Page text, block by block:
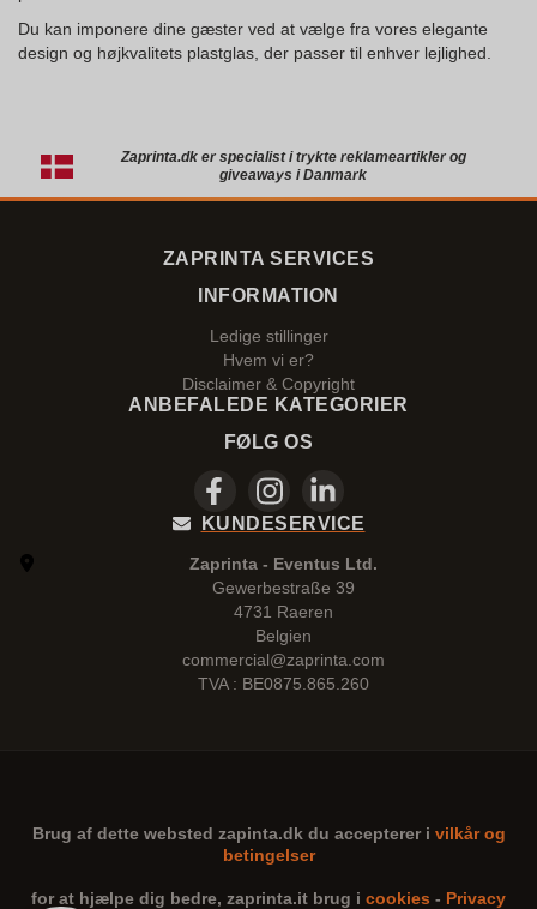
Du kan imponere dine gæster ved at vælge fra vores elegante
design og højkvalitets plastglas, der passer til enhver lejlighed.
Zaprinta.dk er specialist i trykte reklameartikler og
giveaways i Danmark
ZAPRINTA SERVICES
INFORMATION
Ledige stillinger
Hvem vi er?
Disclaimer & Copyright
ANBEFALEDE KATEGORIER
FØLG OS
KUNDESERVICE
Zaprinta - Eventus Ltd.
Gewerbestraße 39
4731 Raeren
Belgien
commercial@zaprinta.com
TVA : BE0875.865.260
Brug af dette websted zapinta.dk du accepterer i vilkår og
betingelser
for at hjælpe dig bedre, zaprinta.it brug i cookies - Privacy